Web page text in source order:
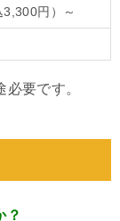
円）～
要です。
？